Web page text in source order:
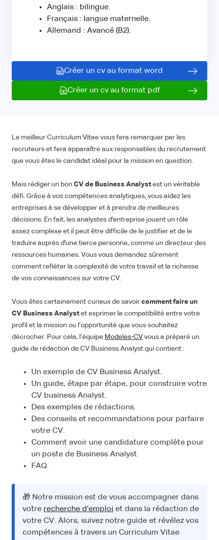
Anglais : bilingue.
Français : langue maternelle.
Allemand : Avancé (B2).
Créer un cv au format word
Créer un cv au format pdf
Le meilleur Curriculum Vitae vous fera remarquer par les
recruteurs et fera apparaître aux responsables du recrutement
que vous êtes le candidat idéal pour la mission en question.
Mais rédiger un bon CV de Business Analyst est un véritable
défi. Grâce à vos compétences analytiques, vous aidez les
entreprises à se développer et à prendre de meilleures
décisions. En fait, les analystes d'entreprise jouent un rôle
assez complexe et il peut être difficile de le justifier et de le
traduire auprès d'une tierce personne, comme un directeur des
ressources humaines. Vous vous demandez sûrement
comment refléter la complexité de votre travail et la richesse
de vos connaissances sur votre CV.
Vous êtes certainement curieux de savoir comment faire un
CV Business Analyst et exprimer la compatibilité entre votre
profil et la mission ou l’opportunité que vous souhaitez
décrocher. Pour cela, l’équipe Modeles-CV vous a préparé un
guide de rédaction de CV Business Analyst qui contient :
Un exemple de CV Business Analyst.
Un guide, étape par étape, pour construire votre
CV business Analyst.
Des exemples de rédactions.
Des conseils et recommandations pour parfaire
votre CV.
Comment avoir une candidature complète pour
un poste de Business Analyst.
FAQ.
🎁 Notre mission est de vous accompagner dans
votre recherche d’emploi et dans la rédaction de
votre CV. Alors, suivez notre guide et révélez vos
compétences à travers un Curriculum Vitae